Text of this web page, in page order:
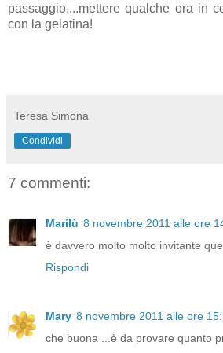
passaggio....mettere qualche ora in
con la gelatina!
Teresa Simona
Condividi
7 commenti:
Marilù 8 novembre 2011 alle ore
è davvero molto molto invitante
Rispondi
Mary 8 novembre 2011 alle ore
che buona ...è da provare quanto